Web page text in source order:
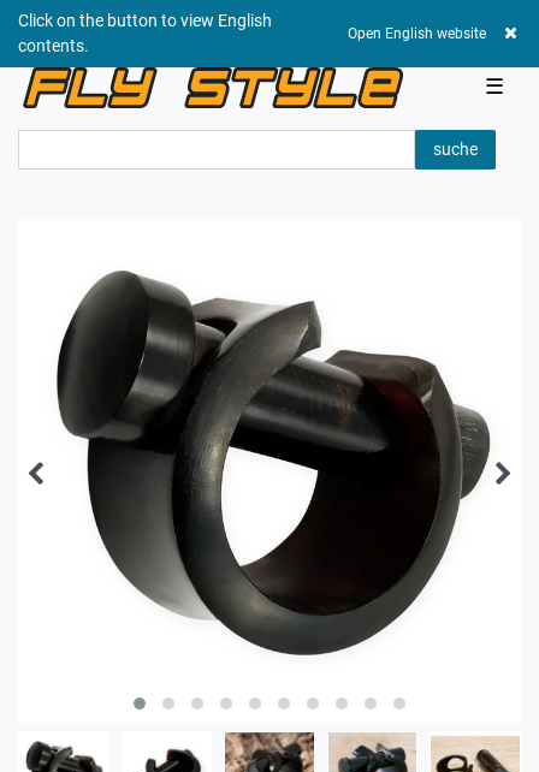
Click on the button to view English
contents.
Open English website
☰
suche